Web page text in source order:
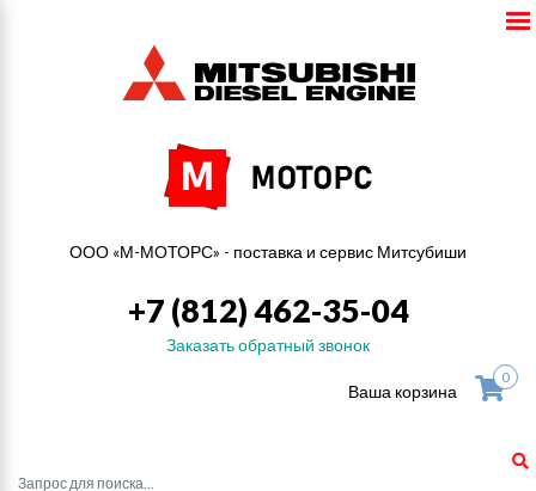
ООО «М-МОТОРС» - поставка и сервис Митсубиши
+7 (812) 462-35-04
Заказать обратный звонок
Ваша корзина
0